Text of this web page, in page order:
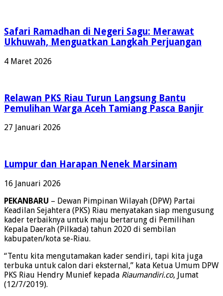
Safari Ramadhan di Negeri Sagu: Merawat
Ukhuwah, Menguatkan Langkah Perjuangan
4 Maret 2026
Relawan PKS Riau Turun Langsung Bantu
Pemulihan Warga Aceh Tamiang Pasca Banjir
27 Januari 2026
Lumpur dan Harapan Nenek Marsinam
16 Januari 2026
PEKANBARU – Dewan Pimpinan Wilayah (DPW) Partai
Keadilan Sejahtera (PKS) Riau menyatakan siap mengusung
kader terbaiknya untuk maju bertarung di Pemilihan
Kepala Daerah (Pilkada) tahun 2020 di sembilan
kabupaten/kota se-Riau.
“Tentu kita mengutamakan kader sendiri, tapi kita juga
terbuka untuk calon dari eksternal,” kata Ketua Umum DPW
PKS Riau Hendry Munief kepada Riaumandiri.co, Jumat
(12/7/2019).